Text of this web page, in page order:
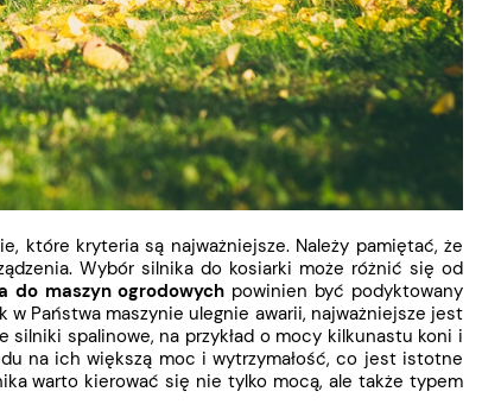
które kryteria są najważniejsze. Należy pamiętać, że
Wybór silnika do kosiarki może różnić się od
do maszyn ogrodowych powinien być podyktowany
Państwa maszynie ulegnie awarii, najważniejsze jest
spalinowe, na przykład o mocy kilkunastu koni i
na ich większą moc i wytrzymałość, co jest istotne
warto kierować się nie tylko mocą, ale także typem